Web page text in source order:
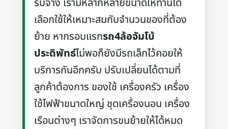
เลือกใช้ให้เหมาะสมกับจำนวนของที่ต้อง
ย้าย หากรอบแรกรถ4ล้อจัมโบ้
ประดิพัทธ์ไม่พอก็ยังมีรถเล็กไว้คอยให้
บริการกันอีกครับ ปรับเปลี่ยนได้ตามที่
ลูกค้าต้องการ ของใช้ เครื่องครัว เครื่อง
ใช้ไฟฟ้าขนาดใหญ่ ชุดเครื่องนอน เครื่อง
เรือนต่างๆ เราจัดการขนย้ายให้ได้หมด